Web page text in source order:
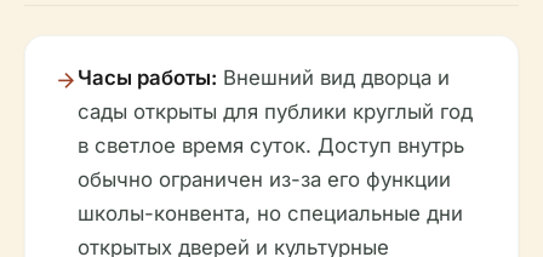
Часы работы: Внешний вид дворца и
сады открыты для публики круглый год
в светлое время суток. Доступ внутрь
обычно ограничен из-за его функции
школы-конвента, но специальные дни
открытых дверей и культурные